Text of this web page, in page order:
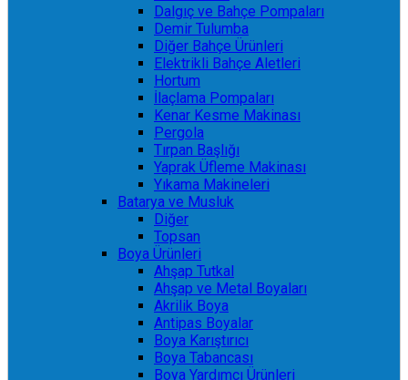
Dalgıç ve Bahçe Pompaları
Demir Tulumba
Diğer Bahçe Ürünleri
Elektrikli Bahçe Aletleri
Hortum
İlaçlama Pompaları
Kenar Kesme Makinası
Pergola
Tırpan Başlığı
Yaprak Üfleme Makinası
Yıkama Makineleri
Batarya ve Musluk
Diğer
Topsan
Boya Ürünleri
Ahşap Tutkal
Ahşap ve Metal Boyaları
Akrilik Boya
Antipas Boyalar
Boya Karıştırıcı
Boya Tabancası
Boya Yardımcı Ürünleri